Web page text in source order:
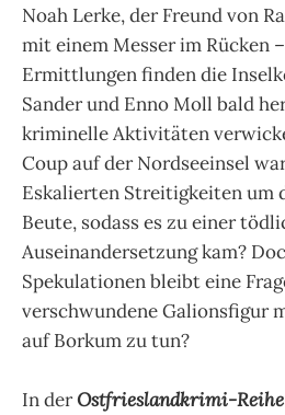
Noah Lerke, der Freund von
mit einem Messer im Rücken
Ermittlungen finden die
Sander und Enno Moll bald
kriminelle Aktivitäten
Coup auf der Nordseeinsel
Eskalierten Streitigkeiten um
Beute, sodass es zu einer
Auseinandersetzung kam?
Spekulationen bleibt eine
verschwundene Galionsfigur
auf Borkum zu tun?
In derOstfrieslandkrimi-Reihe